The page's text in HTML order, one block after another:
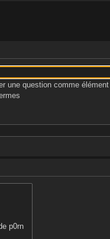
une question comme élément